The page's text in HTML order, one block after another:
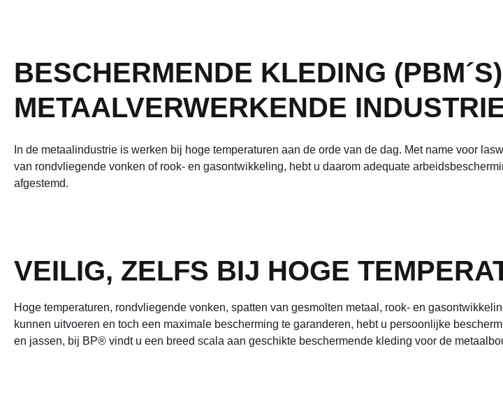
BESCHERMENDE KLEDING
METAALVERWERKENDE
In de metaalindustrie is werken bij hoge temperaturen aan de orde van de dag. Met name voor
van rondvliegende vonken of rook- en gasontwikkeling, hebt u daarom adequate
afgestemd.
VEILIG, ZELFS BIJ HOGE
Hoge temperaturen, rondvliegende vonken, spatten van gesmolten metaal, rook- en
kunnen uitvoeren en toch een maximale bescherming te garanderen, hebt u persoonlijke
en jassen, bij BP® vindt u een breed scala aan geschikte beschermende kleding voor de